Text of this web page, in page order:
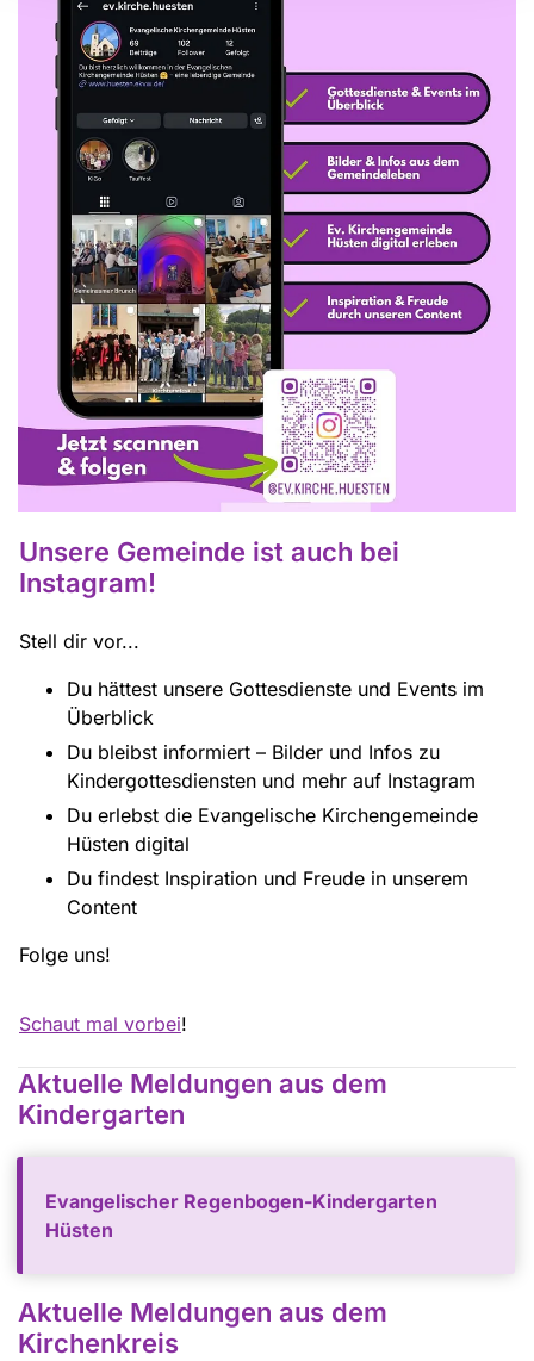
Unsere Gemeinde ist auch bei
Instagram!
Stell dir vor...
Du hättest unsere Gottesdienste und Events im
Überblick
Du bleibst informiert – Bilder und Infos zu
Kindergottesdiensten und mehr auf Instagram
Du erlebst die Evangelische Kirchengemeinde
Hüsten digital
Du findest Inspiration und Freude in unserem
Content
Folge uns!
Schaut mal vorbei!
Aktuelle Meldungen aus dem
Kindergarten
Evangelischer Regenbogen-Kindergarten
Hüsten
Aktuelle Meldungen aus dem
Kirchenkreis